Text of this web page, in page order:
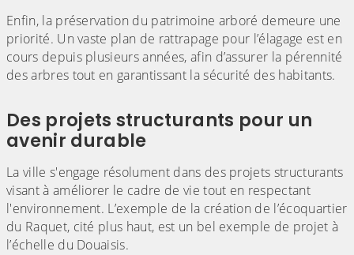
Enfin, la préservation du patrimoine arboré demeure une
priorité. Un vaste plan de rattrapage pour l’élagage est en
cours depuis plusieurs années, afin d’assurer la pérennité
des arbres tout en garantissant la sécurité des habitants.
Des projets structurants pour un
avenir durable
La ville s'engage résolument dans des projets structurants
visant à améliorer le cadre de vie tout en respectant
l'environnement. L’exemple de la création de l’écoquartier
du Raquet, cité plus haut, est un bel exemple de projet à
l’échelle du Douaisis.